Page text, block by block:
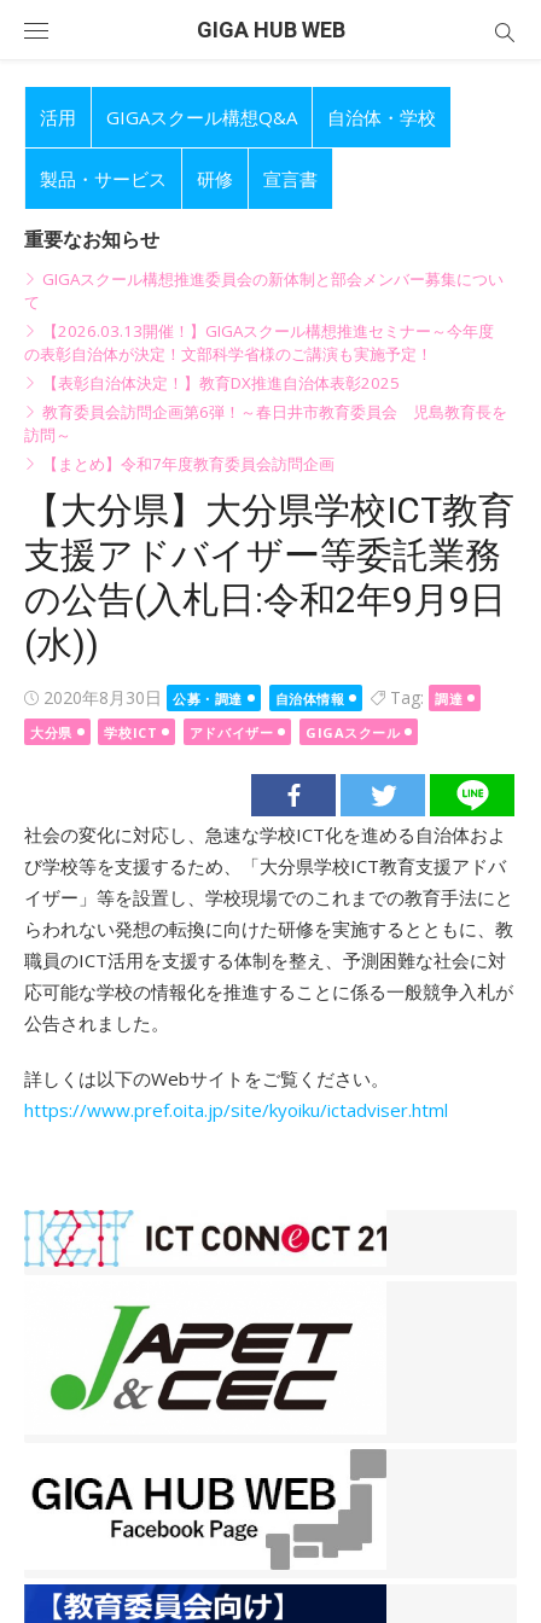
GIGA HUB WEB
活用 GIGAスクール構想Q&A 自治体・学校
製品・サービス 研修 宣言書
重要なお知らせ
GIGAスクール構想推進委員会の新体制と部会メンバー募集につい
て
【2026.03.13開催！】GIGAスクール構想推進セミナー～今年度
の表彰自治体が決定！文部科学省様のご講演も実施予定！
【表彰自治体決定！】教育DX推進自治体表彰2025
教育委員会訪問企画第6弾！～春日井市教育委員会 児島教育長を
訪問～
【まとめ】令和7年度教育委員会訪問企画
【大分県】大分県学校ICT教育
支援アドバイザー等委託業務
の公告(入札日:令和2年9月9日
(水))
Posted
on
2020年8月30日 公募・調達 自治体情報 Tag:
調達
大分県
学校ICT アドバイザー GIGAスクール
社会の変化に対応し、急速な学校ICT化を進める自治体およ
び学校等を支援するため、「大分県学校ICT教育支援アドバ
イザー」等を設置し、学校現場でのこれまでの教育手法にと
らわれない発想の転換に向けた研修を実施するとともに、教
職員のICT活用を支援する体制を整え、予測困難な社会に対
応可能な学校の情報化を推進することに係る一般競争入札が
公告されました。
詳しくは以下のWebサイトをご覧ください。
https://www.pref.oita.jp/site/kyoiku/ictadviser.html